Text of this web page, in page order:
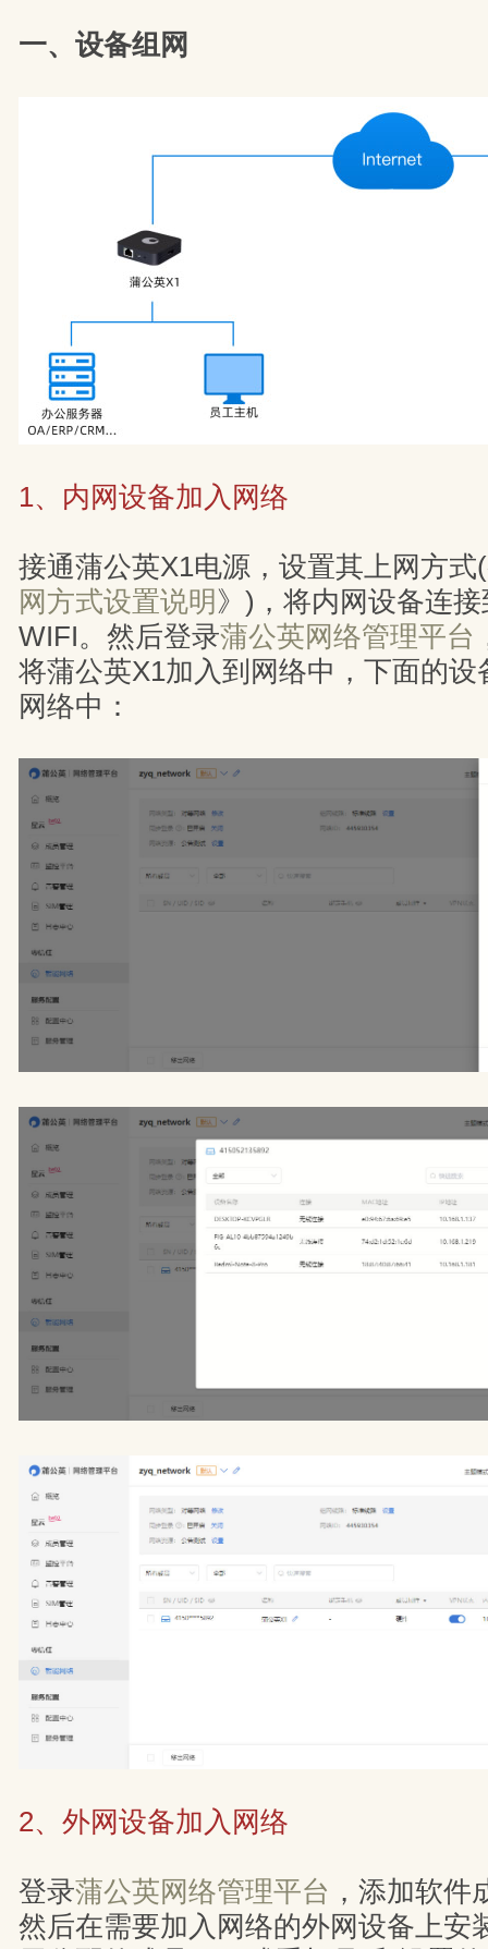
一、设备组网
1、内网设备加入网络
接通蒲公英X1电源，设置其上网方式
网方式设置说明 》)，将内网设备连
WIFI。然后登录蒲公英网络管理平台
将蒲公英X1加入到网络中，下面的
网络中：
2、外网设备加入网络
登录蒲公英网络管理平台 ，添加软件
然后在需要加入网络的外网设备上安